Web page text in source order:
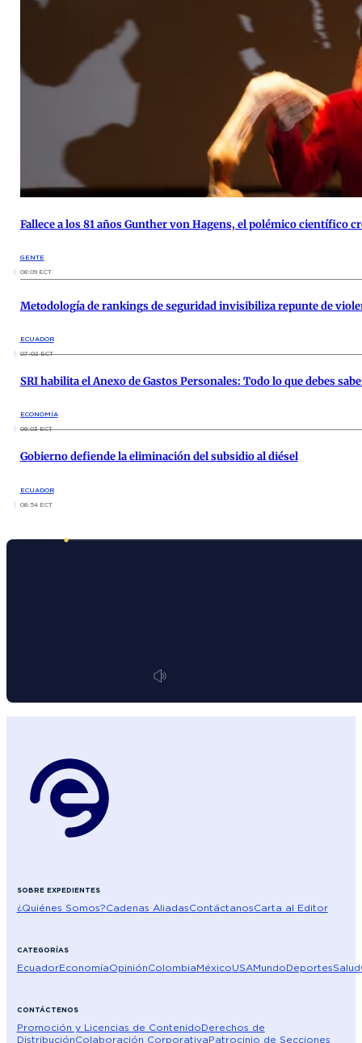
Fallece a los 81 años Gunther von Hagens, el polémico científico
GENTE
08:09 ECT
Metodología de rankings de seguridad invisibiliza repunte de
ECUADOR
07:02 ECT
SRI habilita el Anexo de Gastos Personales: Todo lo que debes
ECONOMÍA
09:03 ECT
Gobierno defiende la eliminación del subsidio al diésel
ECUADOR
08:54 ECT
SOBRE EXPEDIENTES
¿Quiénes Somos?Cadenas AliadasContáctanosCarta al Editor
CATEGORÍAS
EcuadorEconomíaOpiniónColombiaMéxicoUSAMundoDeportesSalud
CONTÁCTENOS
Promoción y Licencias de ContenidoDerechos de
DistribuciónColaboración CorporativaPatrocinio de Secciones